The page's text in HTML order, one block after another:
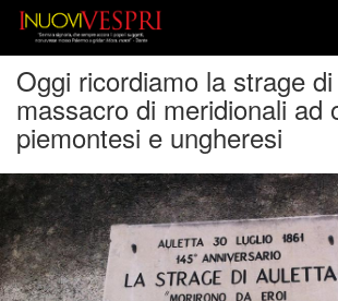
Oggi ricordiamo la strage
massacro di meridionali ad
piemontesi e ungheresi